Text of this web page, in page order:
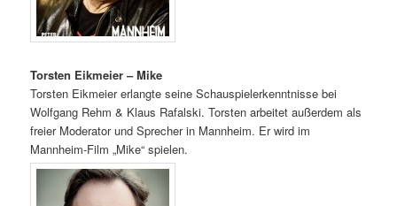
Torsten Eikmeier – Mike
Torsten Eikmeier erlangte seine Schauspielerkenntnisse bei
Wolfgang Rehm & Klaus Rafalski. Torsten arbeitet außerdem als
freier Moderator und Sprecher in Mannheim. Er wird im
Mannheim-Film „Mike“ spielen.